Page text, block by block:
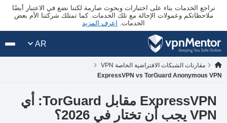
نراجع الخدمات بناء على اختبارات وبحوث صارمة لكننا نضع في الاعتبار أيضًا
ملاحظاتكم وعمولات الإحالة مع تلك الخدمات. كما تمتلك شركتنا الأم بعض
الخدمات. اعرف المزيد
AR
مقارنات الشبكات الافتراضية الخاصة VPN
ExpressVPN vs TorGuard Anonymous VPN
ExpressVPN مقابل TorGuard: أي
VPN يجب أن تختار في 2026؟